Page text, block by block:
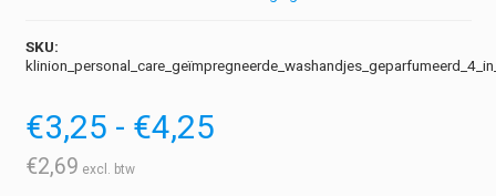
SKU:
€3,25 - €4,25Prijsklasse:
€2,69